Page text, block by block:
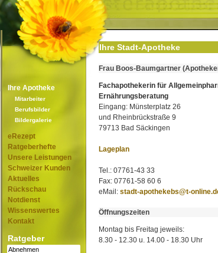
Ihre Apotheke
Mitarbeiter
Berufsbilder
Bildergalerie
eRezept
Ratgeberhefte
Unsere Leistungen
Schweizer Kunden
Aktuelles
Rückschau
Notdienst
Wissenswertes
Kontakt
Ratgeber
Ihre Stadt-Apotheke
Frau Boos-Baumgartner
Fachapothekerin für
Ernährungsberatung
Eingang: Münsterplatz 26
und Rheinbrückstraße 9
79713 Bad Säckingen
Lageplan
Tel.: 07761-43 33
Fax: 07761-58 60 6
eMail: stadt-apothekebs@t-
Öffnungszeiten
Montag bis Freitag jeweils:
8.30 - 12.30 u. 14.00 - 18.30 Uhr